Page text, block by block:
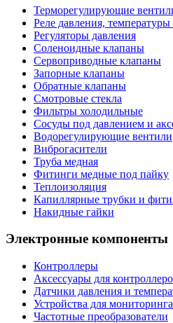
Терморегулирующие
Реле давления, температуры
Регуляторы давления
Соленоидные клапаны
Сервоприводные клапаны
Запорные клапаны
Обратные клапаны
Смотровые стекла
Фильтры холодильные
Сосуды под давлением и
Водорегулирующие вентили
Виброгасители
Труба медная
Фитинги медные под пайку
Теплоизоляция
Капиллярные трубки и
Накидные гайки
Электронные компоненты
Контроллеры
Аксессуары для
Датчики давления и
Устройства для мониторинга
Частотные преобразователи